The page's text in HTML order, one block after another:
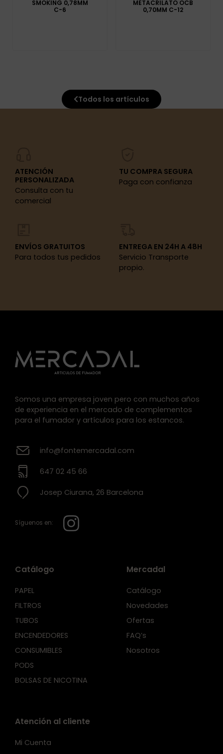
SMOKING 0,78MM
C-6
METACRILATO OCB
0,70MM C-12
Todos los artículos
ATENCIÓN
PERSONALIZADA
Consulta con tu
comercial
TU COMPRA SEGURA
Paga con confianza
ENVÍOS GRATUITOS
Para todos tus pedidos
ENTREGA EN 24H A 48H
Servicio Transporte
propio.
Somos una empresa joven pero con muchos años
de experiencia en el mercado de complementos
para el fumador y artículos para los estancos.
info@fontemercadal.com
647 02 45 66
Josep Ciurana, 26 Barcelona
Síguenos en:
Catálogo
PAPEL
FILTROS
TUBOS
ENCENDEDORES
CONSUMIBLES
PODS
BOLSAS DE NICOTINA
Mercadal
Catálogo
Novedades
Ofertas
FAQ’s
Nosotros
Atención al cliente
Mi Cuenta